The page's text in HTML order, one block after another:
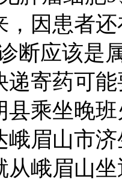
因患者
断应该是
递寄药可
县乘坐晚班
峨眉山市
从峨眉山